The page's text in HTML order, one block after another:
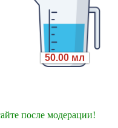
50.00 мл
после модерации!